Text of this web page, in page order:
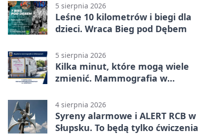
5 sierpnia 2026
Leśne 10 kilometrów i biegi dla
dzieci. Wraca Bieg pod Dębem
5 sierpnia 2026
Kilka minut, które mogą wiele
zmienić. Mammografia w
4 sierpnia 2026
Syreny alarmowe i ALERT RCB w
Słupsku. To będą tylko ćwiczenia